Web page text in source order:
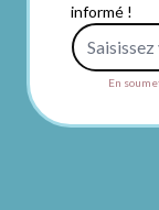
informé !
En